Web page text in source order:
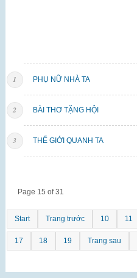
PHỤ NỮ NHÀ TA
BÀI THƠ TẶNG HỘI
THẾ GIỚI QUANH TA
Page 15 of 31
Start Trang trước 10 11
17 18 19 Trang sau